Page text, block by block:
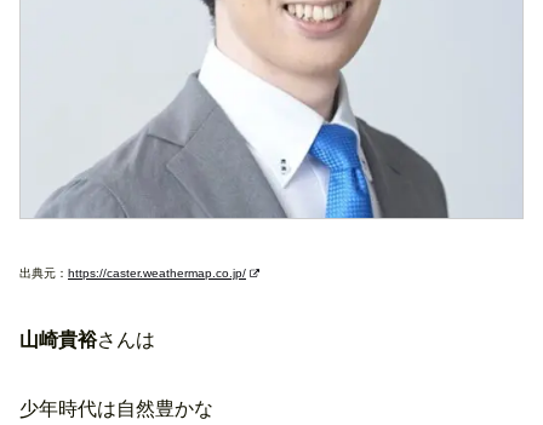
出典元： https://caster.weathermap.co.jp/
山崎貴裕さんは
少年時代は自然豊かな